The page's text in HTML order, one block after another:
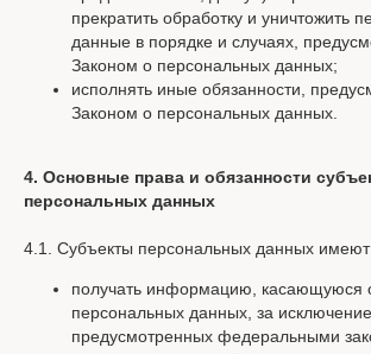
прекратить обработку и уничтожить
данные в порядке и случаях,
Законом о персональных данных;
исполнять иные обязанности,
Законом о персональных данных.
4. Основные права и обязанности
персональных данных
4.1. Субъекты персональных данных
получать информацию, касающуюся
персональных данных, за
предусмотренных федеральными